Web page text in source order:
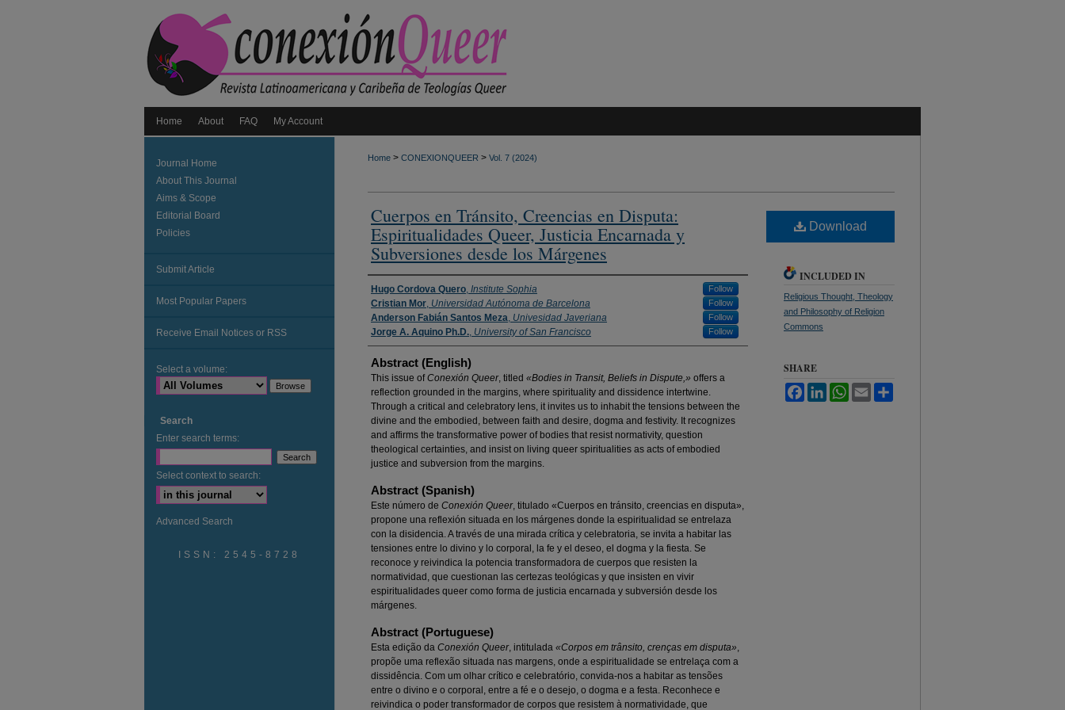
Home About FAQ My Account
Home > CONEXIONQUEER > Vol. 7 (2024)
Cuerpos en Tránsito, Creencias en Disputa:
Espiritualidades Queer, Justicia Encarnada y
Subversiones desde los Márgenes
Authors
Hugo Cordova Quero, Institute Sophia Follow
Cristian Mor, Universidad Autónoma de Barcelona Follow
Anderson Fabián Santos Meza, Univesidad Javeriana Follow
Jorge A. Aquino Ph.D., University of San Francisco Follow
Abstract (English)
This issue ofConexión Queer, titled «Bodies in Transit, Beliefs in Dispute,» offers a
reflection grounded in the margins, where spirituality and dissidence intertwine.
Through a critical and celebratory lens, it invites us to inhabit the tensions between the
divine and the embodied, between faith and desire, dogma and festivity. It recognizes
and affirms the transformative power of bodies that resist normativity, question
theological certainties, and insist on living queer spiritualities as acts of embodied
justice and subversion from the margins.
Abstract (Spanish)
Este número de Conexión Queer, titulado «Cuerpos en tránsito, creencias en disputa»,
propone una reflexión situada en los márgenes donde la espiritualidad se entrelaza
con la disidencia. A través de una mirada crítica y celebratoria, se invita a habitar las
tensiones entre lo divino y lo corporal, la fe y el deseo, el dogma y la fiesta. Se
reconoce y reivindica la potencia transformadora de cuerpos que resisten la
normatividad, que cuestionan las certezas teológicas y que insisten en vivir
espiritualidades queer como forma de justicia encarnada y subversión desde los
márgenes.
Abstract (Portuguese)
Esta edição da Conexión Queer, intitulada «Corpos em trânsito, crenças em disputa»,
propõe uma reflexão situada nas margens, onde a espiritualidade se entrelaça com a
dissidência. Com um olhar crítico e celebratório, convida-nos a habitar as tensões
entre o divino e o corporal, entre a fé e o desejo, o dogma e a festa. Reconhece e
reivindica o poder transformador de corpos que resistem à normatividade, que
Download
INCLUDED IN
Religious Thought, Theology
and Philosophy of Religion
Commons
SHARE
FacebookLinkedInWhatsApp
Email
Journal Home
About This Journal
Aims & Scope
Editorial Board
Policies
Submit Article
Most Popular Papers
Receive Email Notices or RSS
Select a volume:
Search
Enter search terms:
Select context to search:
Advanced Search
ISSN: 2545-8728